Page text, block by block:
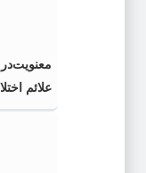
علائم